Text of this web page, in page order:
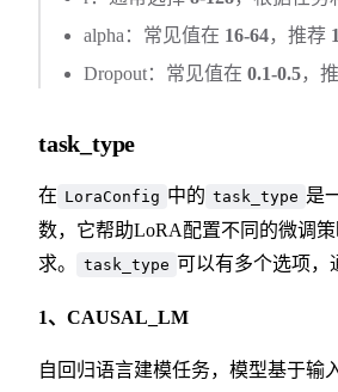
alpha：常见值在 16-64，推荐
Dropout：常见值在 0.1-0.5，
task_type
在 LoraConfig 中的 task_type 是
数，它帮助LoRA配置不同的微调
求。
task_type 可以有多个选项，
1、CAUSAL_LM
自回归语言建模任务，模型基于输